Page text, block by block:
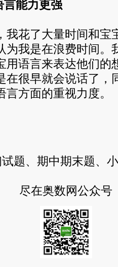
能力更强
花了大量时间和宝
为我是在浪费时间。
用语言来表达他们的
在很早就会说话了，
方面的重视力度。
题、期中期末题、
尽在奥数网公众号